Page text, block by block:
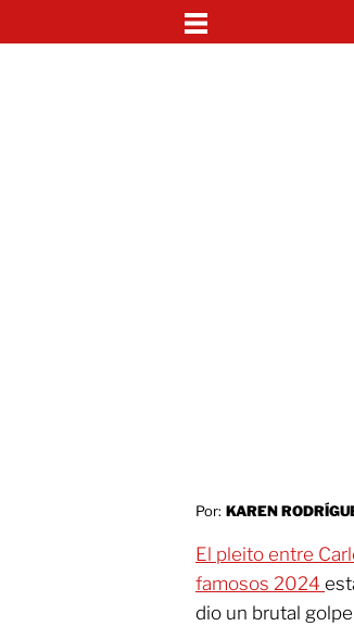
Por: KAREN
El pleito entre
famosos 2024
dio un brutal